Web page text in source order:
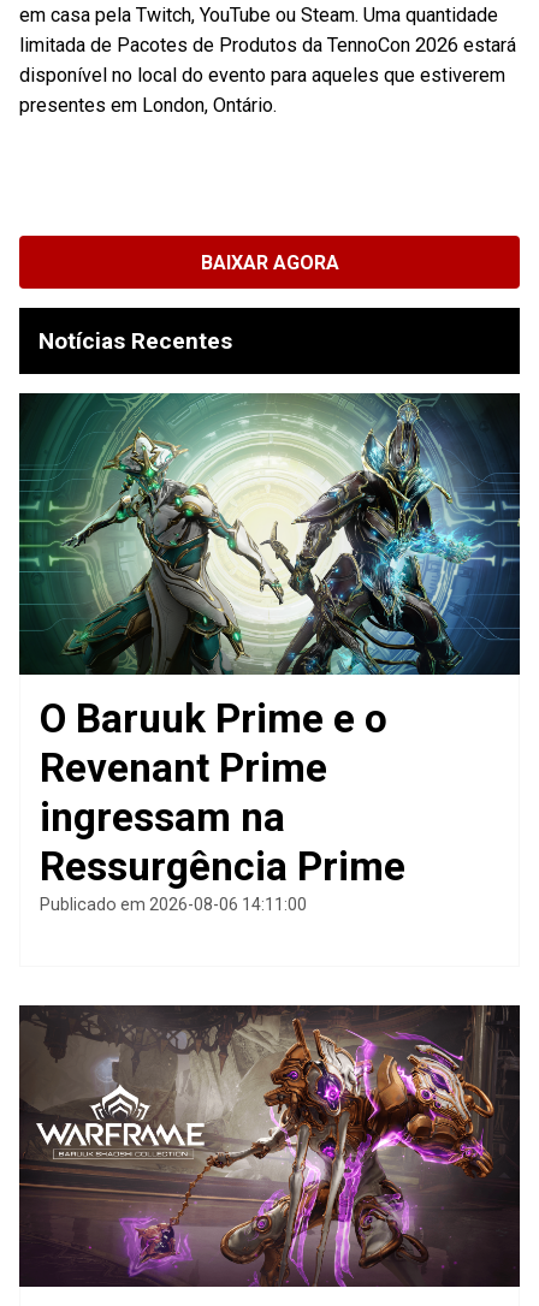
em casa pela Twitch, YouTube ou Steam. Uma quantidade
limitada de Pacotes de Produtos da TennoCon 2026 estará
disponível no local do evento para aqueles que estiverem
presentes em London, Ontário.
BAIXAR AGORA
Notícias Recentes
O Baruuk Prime e o
Revenant Prime
ingressam na
Ressurgência Prime
Publicado em 2026-08-06 14:11:00